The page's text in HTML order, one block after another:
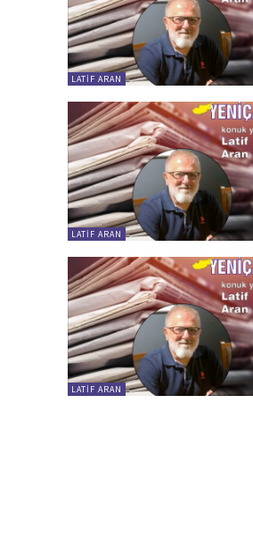
LATIF ARAN
LATIF ARAN
LATIF ARAN